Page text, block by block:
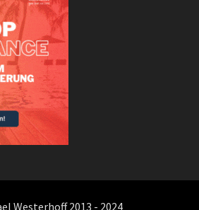
Westerhoff 2013 - 2024